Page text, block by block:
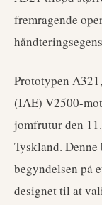
fremragende
Prototypen
(IAE) V2500-
jomfrutur den
Tyskland.
begyndelsen på
designet til at